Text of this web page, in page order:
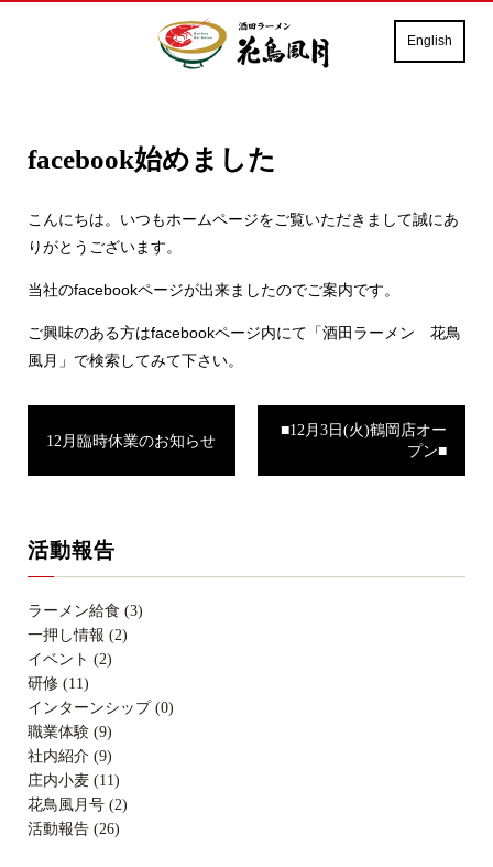
English
facebook始めました
こんにちは。いつもホームページをご覧いただきまして誠にあ
りがとうございます。
当社のfacebookページが出来ましたのでご案内です。
ご興味のある方はfacebookページ内にて「酒田ラーメン 花鳥
風月」で検索してみて下さい。
12月臨時休業のお知らせ
■12月3日(火)鶴岡店オー
プン■
活動報告
ラーメン給食 (3)
一押し情報 (2)
イベント (2)
研修 (11)
インターンシップ (0)
職業体験 (9)
社内紹介 (9)
庄内小麦 (11)
花鳥風月号 (2)
活動報告 (26)